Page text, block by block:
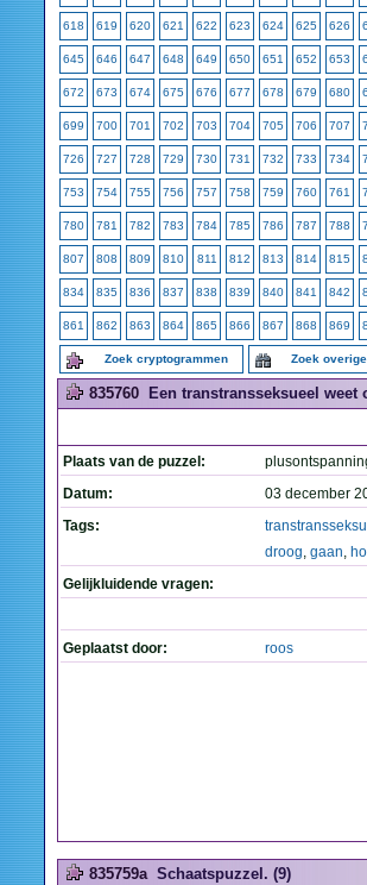
618 619 620 621 622 623 624 625 626
645 646 647 648 649 650 651 652 653
672 673 674 675 676 677 678 679 680
699 700 701 702 703 704 705 706 707
726 727 728 729 730 731 732 733 734
753 754 755 756 757 758 759 760 761
780 781 782 783 784 785 786 787 788
807 808 809 810 811 812 813 814 815
834 835 836 837 838 839 840 841 842
861 862 863 864 865 866 867 868 869
Zoek cryptogrammen Zoek
835760 Een transtransseksueel
Plaats van de puzzel:
Datum:
03 december
Tags:
droog, gaan,
Gelijkluidende vragen:
Geplaatst door: roos
835759a Schaatspuzzel. (9)